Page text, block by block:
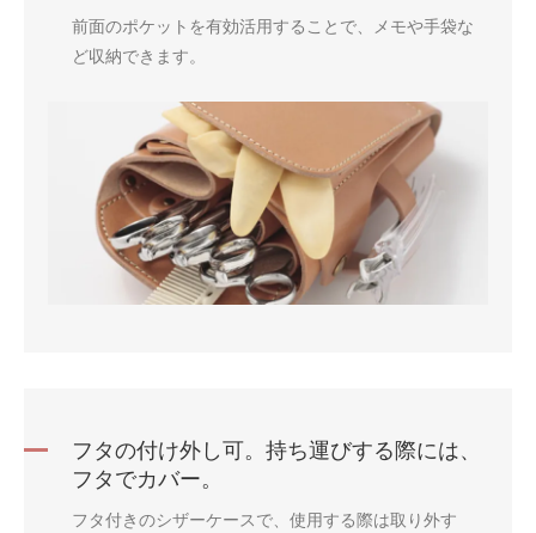
前面のポケットを有効活用することで、メモや手袋な
ど収納できます。
フタの付け外し可。持ち運びする際には、
フタでカバー。
フタ付きのシザーケースで、使用する際は取り外す